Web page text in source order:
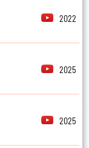
2022
2025
2025